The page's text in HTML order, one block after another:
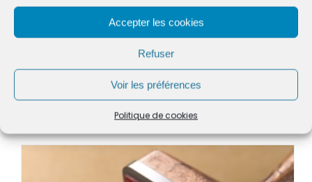
Accepter les cookies
Refuser
Voir les préférences
Politique de cookies
CONSEIL MUNICIPAL DU 5 JUIN 2026